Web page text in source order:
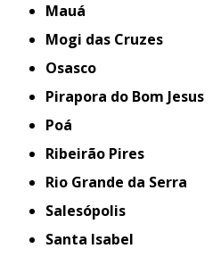
Mauá
Mogi das Cruzes
Osasco
Pirapora do Bom Jesus
Poá
Ribeirão Pires
Rio Grande da Serra
Salesópolis
Santa Isabel